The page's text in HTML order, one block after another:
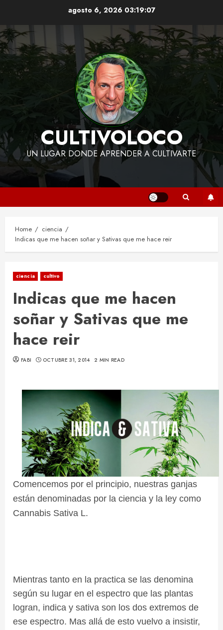
content
agosto 6, 2026 03:19:08
CULTIVOLOCO
UN LUGAR DONDE APRENDER A CULTIVARTE
Home
ciencia
Indicas que me hacen soñar y Sativas que me hace reir
ciencia cultivo
Indicas que me hacen
soñar y Sativas que me
hace reir
FABI OCTUBRE 31, 2014 2 MIN READ
Comencemos por el principio, nuestras ganjas
están denominadas por la ciencia y la ley como
Cannabis Sativa L.
Mientras tanto en la practica se las denomina
según su lugar en el espectro que las plantas
logran, indica y sativa son los dos extremos de
ese espectro. Mas allá de esto vuelvo a insistir,